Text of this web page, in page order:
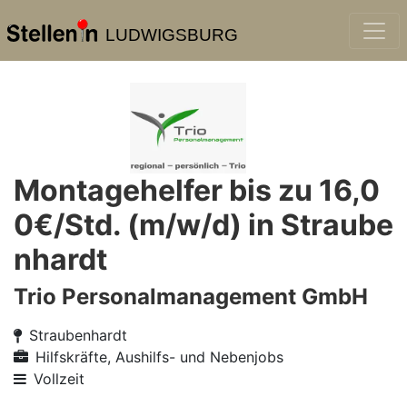
LUDWIGSBURG
Montagehelfer bis zu 16,0
0€/Std. (m/w/d) in Straube
nhardt
Trio Personalmanagement GmbH
Straubenhardt
Hilfskräfte, Aushilfs- und Nebenjobs
Vollzeit